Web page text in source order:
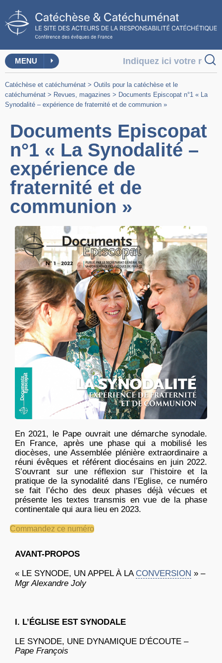
MENU
Catéchèse et catéchuménat > Outils pour la catéchèse et le
catéchuménat > Revues, magazines > Documents Episcopat n°1 « La
Synodalité – expérience de fraternité et de communion »
Documents Episcopat
n°1 « La Synodalité –
expérience de
fraternité et de
communion »
En 2021, le Pape ouvrait une démarche synodale.
En France, après une phase qui a mobilisé les
diocèses, une Assemblée plénière extraordinaire a
réuni évêques et référent diocésains en juin 2022.
S’ouvrant sur une réflexion sur l’histoire et la
pratique de la synodalité dans l’Eglise, ce numéro
se fait l’écho des deux phases déjà vécues et
présente les textes transmis en vue de la phase
continentale qui aura lieu en 2023.
Commandez ce numéro
AVANT-PROPOS
« LE SYNODE, UN APPEL À LA CONVERSION » –
Mgr Alexandre Joly
I. L’ÉGLISE EST SYNODALE
LE SYNODE, UNE DYNAMIQUE D’ÉCOUTE –
Pape François